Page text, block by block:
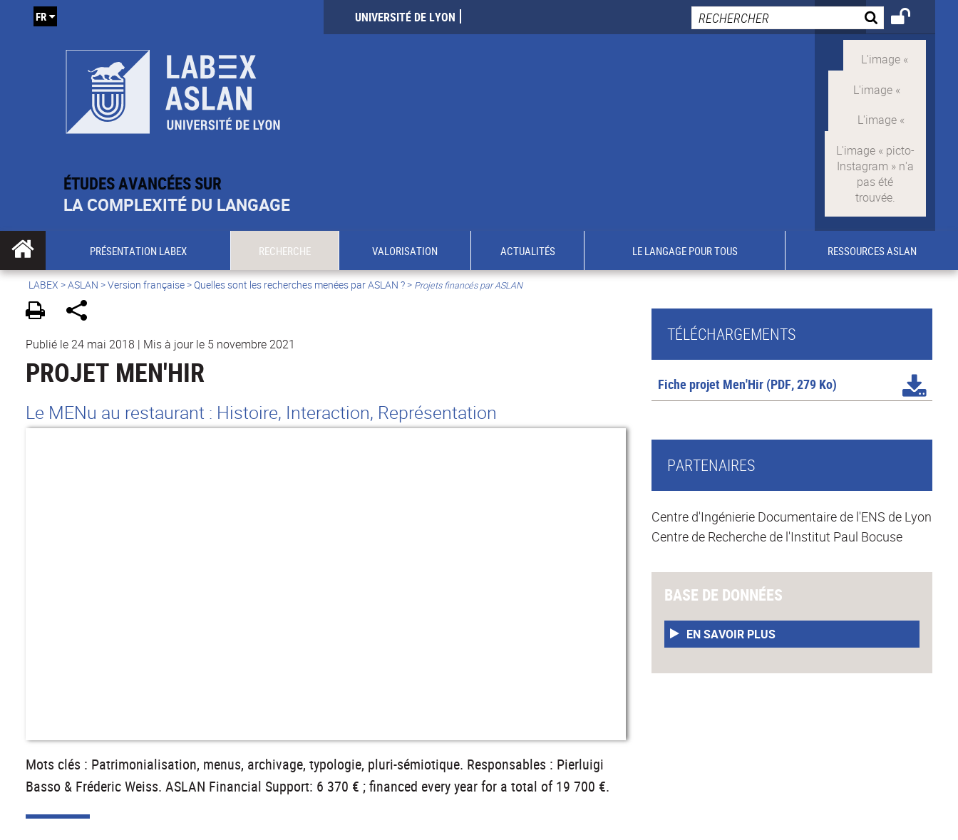
ÉTUDES AVANCÉES SUR
LA COMPLEXITÉ DU LANGAGE
UNIVERSITÉ DE LYON
FR
PRÉSENTATION LABEX RECHERCHE VALORISATION ACTUALITÉS LE LANGAGE POUR TOUS RESSOURCES ASLAN
LABEX >ASLAN >Version française>Quelles sont les recherches menées par ASLAN ?> Projets financés par ASLAN
Publié le 24 mai 2018 | Mis à jour le 5 novembre 2021
PROJET MEN'HIR
Le MENu au restaurant : Histoire, Interaction, Représentation
Mots clés : Patrimonialisation, menus, archivage, typologie, pluri-sémiotique. Responsables : Pierluigi
Basso & Fréderic Weiss. ASLAN Financial Support: 6 370 € ; financed every year for a total of 19 700 €.
TÉLÉCHARGEMENTS
Fiche projet Men'Hir (PDF, 279 Ko)
PARTENAIRES
Centre d'Ingénierie Documentaire de l'ENS de Lyon
Centre de Recherche de l'Institut Paul Bocuse
BASE DE DONNÉES
EN SAVOIR PLUS